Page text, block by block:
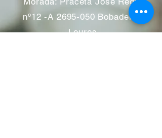
nº12 -A 2695-050 Bobadela -
Loures